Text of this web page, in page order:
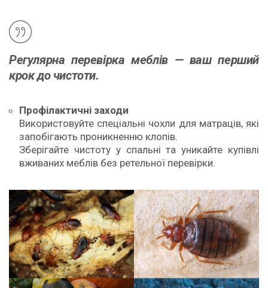
Регулярна перевірка меблів — ваш перший
крок до чистоти.
Профілактичні заходи
Використовуйте спеціальні чохли для матраців, які
запобігають проникненню клопів.
Зберігайте чистоту у спальні та уникайте купівлі
вживаних меблів без ретельної перевірки.